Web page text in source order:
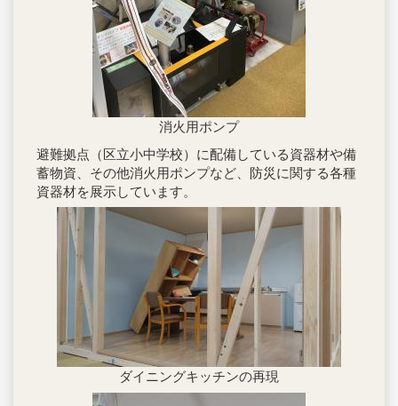
消火用ポンプ
避難拠点（区立小中学校）に配備している資器材や備
蓄物資、その他消火用ポンプなど、防災に関する各種
資器材を展示しています。
ダイニングキッチンの再現